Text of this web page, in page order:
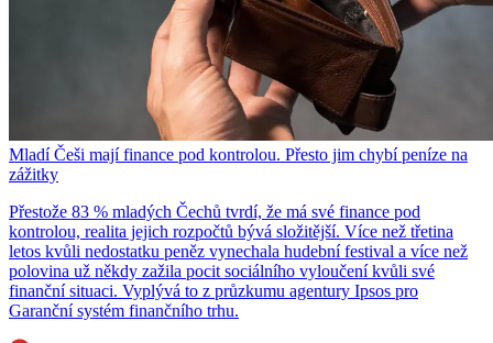
Mladí Češi mají finance pod kontrolou. Přesto jim chybí peníze na
zážitky
Přestože 83 % mladých Čechů tvrdí, že má své finance pod
kontrolou, realita jejich rozpočtů bývá složitější. Více než třetina
letos kvůli nedostatku peněz vynechala hudební festival a více než
polovina už někdy zažila pocit sociálního vyloučení kvůli své
finanční situaci. Vyplývá to z průzkumu agentury Ipsos pro
Garanční systém finančního trhu.